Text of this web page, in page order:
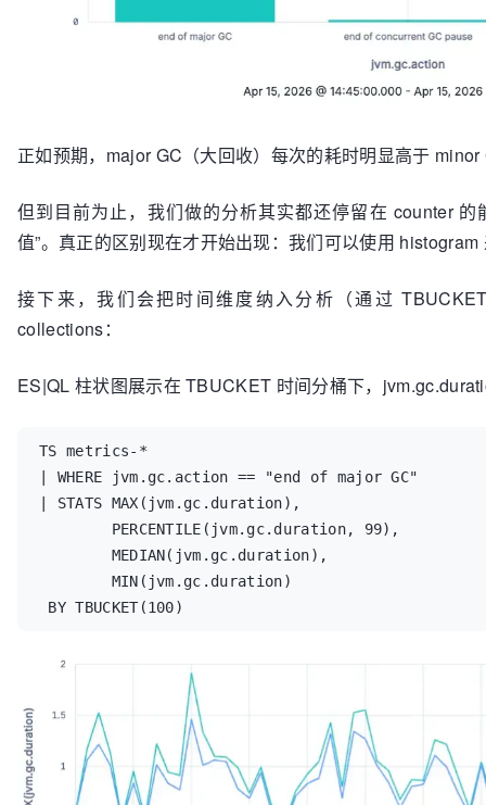
正如预期，major GC（大回收）每次的耗时明显高于
但到目前为止，我们做的分析其实都还停留在 counter
值”。真正的区别现在才开始出现：我们可以使用
接下来，我们会把时间维度纳入分析（通过
collections：
ES|QL 柱状图展示在 TBUCKET 时间分桶下，
TS metrics-*
| WHERE jvm.gc.action == "end of major GC"
| STATS MAX(jvm.gc.duration),
BY TBUCKET(100)